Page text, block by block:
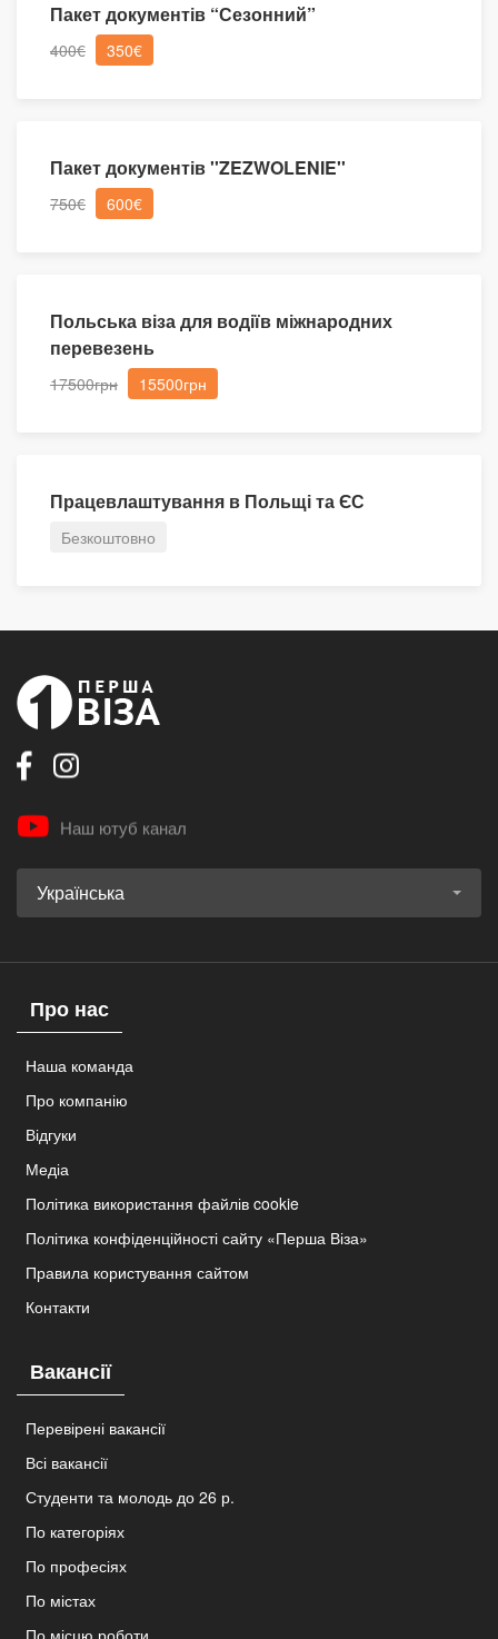
Пакет документів “Сезонний”
400€ 350€
Пакет документів ''ZEZWOLENIE''
750€ 600€
Польська віза для водіїв міжнародних
перевезень
17500грн 15500грн
Працевлаштування в Польщі та ЄС
Безкоштовно
Наш ютуб канал
Українська
Про нас
Наша команда
Про компанію
Відгуки
Медіа
Політика використання файлів cookie
Політика конфіденційності сайту «Перша Віза»
Правила користування сайтом
Контакти
Вакансії
Перевірені вакансії
Всі вакансії
Студенти та молодь до 26 р.
По категоріях
По професіях
По містах
По місцю роботи